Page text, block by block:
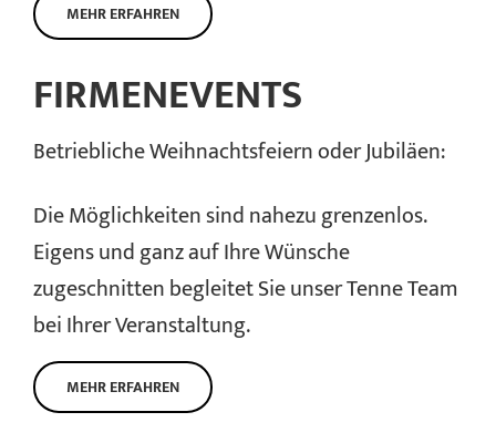
MEHR ERFAHREN
FIRMENEVENTS
Betriebliche Weihnachtsfeiern oder Jubiläen:
Die Möglichkeiten sind nahezu grenzenlos.
Eigens und ganz auf Ihre Wünsche
zugeschnitten begleitet Sie unser Tenne Team
bei Ihrer Veranstaltung.
MEHR ERFAHREN